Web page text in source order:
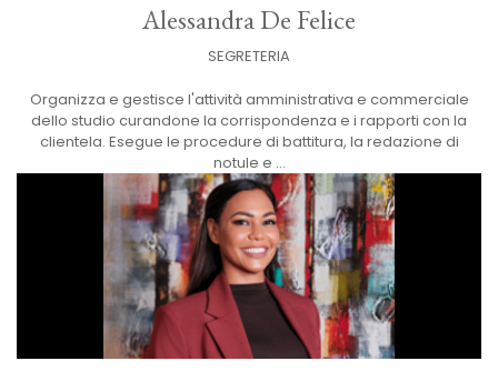
Alessandra De Felice
SEGRETERIA
Organizza e gestisce l'attività amministrativa e commerciale
dello studio curandone la corrispondenza e i rapporti con la
clientela. Esegue le procedure di battitura, la redazione di
notule e ...